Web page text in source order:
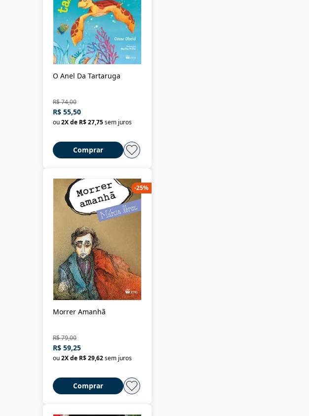
O Anel Da Tartaruga
R$ 74,00
R$ 55,50
ou2X de R$ 27,75sem juros
Comprar
Morrer Amanhã
R$ 79,00
R$ 59,25
ou2X de R$ 29,62sem juros
Comprar
-25%